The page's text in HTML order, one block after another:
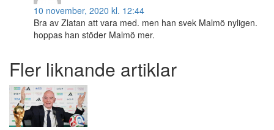
10 november, 2020 kl. 12:44
Bra av Zlatan att vara med. men han svek Malmö nyligen.
hoppas han stöder Malmö mer.
Fler liknande artiklar